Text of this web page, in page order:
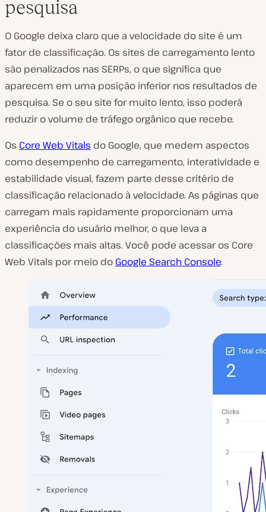
pesquisa
O Google deixa claro que a velocidade do site é um
fator de classificação. Os sites de carregamento lento
são penalizados nas SERPs, o que significa que
aparecem em uma posição inferior nos resultados de
pesquisa. Se o seu site for muito lento, isso poderá
reduzir o volume de tráfego orgânico que recebe.
Os Core Web Vitals do Google, que medem aspectos
como desempenho de carregamento, interatividade e
estabilidade visual, fazem parte desse critério de
classificação relacionado à velocidade. As páginas que
carregam mais rapidamente proporcionam uma
experiência do usuário melhor, o que leva a
classificações mais altas. Você pode acessar os Core
Web Vitals por meio do Google Search Console.